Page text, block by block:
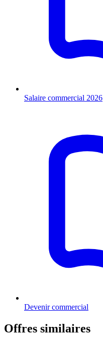
Salaire commercial 2026
Devenir commercial
Offres similaires